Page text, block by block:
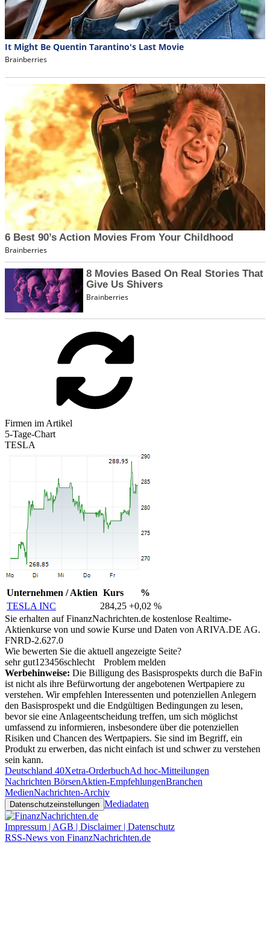
Firmen im Artikel
5-Tage-Chart
TESLA
Unternehmen / Aktien Kurs
%
TESLA INC
284,25 +0,02 %
Sie erhalten auf FinanzNachrichten.de kostenlose Realtime-
Aktienkurse von und sowie Kurse und Daten von ARIVA.DE AG.
FNRD-2.627.0
Wie bewerten Sie die aktuell angezeigte Seite?
sehr gut1 23456schlecht
Problem melden
Werbehinweise: Die Billigung des Basisprospekts durch die BaFin
ist nicht als ihre Befürwortung der angebotenen Wertpapiere zu
verstehen. Wir empfehlen Interessenten und potenziellen Anlegern
den Basisprospekt und die Endgültigen Bedingungen zu lesen,
bevor sie eine Anlageentscheidung treffen, um sich möglichst
umfassend zu informieren, insbesondere über die potenziellen
Risiken und Chancen des Wertpapiers. Sie sind im Begriff, ein
Produkt zu erwerben, das nicht einfach ist und schwer zu verstehen
sein kann.
Deutschland 40Xetra-OrderbuchAd hoc-Mitteilungen
Nachrichten BörsenAktien-EmpfehlungenBranchen
MedienNachrichten-Archiv
Datenschutzeinstellungen Mediadaten
Impressum | AGB | Disclaimer | Datenschutz
RSS-News von FinanzNachrichten.de